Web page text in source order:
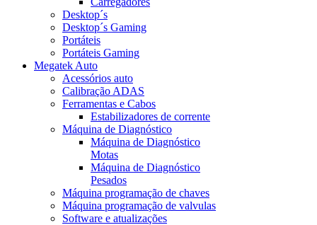
Desktop´s
Desktop´s Gaming
Portáteis
Portáteis Gaming
Megatek Auto
Acessórios auto
Calibração ADAS
Ferramentas e Cabos
Estabilizadores de corrente
Máquina de Diagnóstico
Máquina de Diagnóstico
Motas
Máquina de Diagnóstico
Pesados
Máquina programação de chaves
Máquina programação de valvulas
Software e atualizações